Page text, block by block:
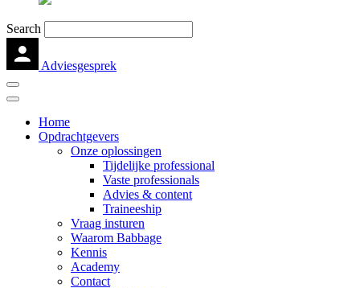
Search
Adviesgesprek
Home
Opdrachtgevers
Onze oplossingen
Tijdelijke professional
Vaste professionals
Advies & content
Traineeship
Vraag insturen
Waarom Babbage
Kennis
Academy
Contact